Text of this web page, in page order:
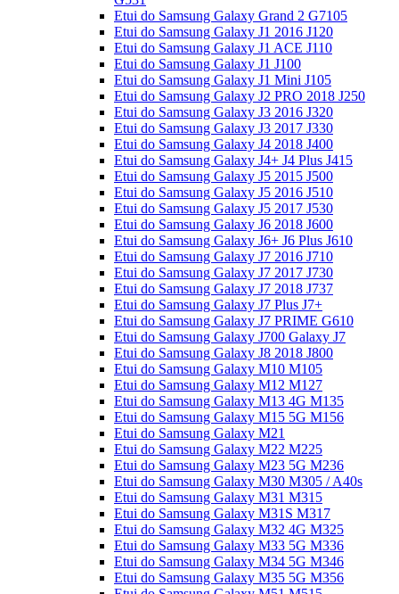
Etui do Samsung Galaxy Grand 2 G7105
Etui do Samsung Galaxy J1 2016 J120
Etui do Samsung Galaxy J1 ACE J110
Etui do Samsung Galaxy J1 J100
Etui do Samsung Galaxy J1 Mini J105
Etui do Samsung Galaxy J2 PRO 2018 J250
Etui do Samsung Galaxy J3 2016 J320
Etui do Samsung Galaxy J3 2017 J330
Etui do Samsung Galaxy J4 2018 J400
Etui do Samsung Galaxy J4+ J4 Plus J415
Etui do Samsung Galaxy J5 2015 J500
Etui do Samsung Galaxy J5 2016 J510
Etui do Samsung Galaxy J5 2017 J530
Etui do Samsung Galaxy J6 2018 J600
Etui do Samsung Galaxy J6+ J6 Plus J610
Etui do Samsung Galaxy J7 2016 J710
Etui do Samsung Galaxy J7 2017 J730
Etui do Samsung Galaxy J7 2018 J737
Etui do Samsung Galaxy J7 Plus J7+
Etui do Samsung Galaxy J7 PRIME G610
Etui do Samsung Galaxy J700 Galaxy J7
Etui do Samsung Galaxy J8 2018 J800
Etui do Samsung Galaxy M10 M105
Etui do Samsung Galaxy M12 M127
Etui do Samsung Galaxy M13 4G M135
Etui do Samsung Galaxy M15 5G M156
Etui do Samsung Galaxy M21
Etui do Samsung Galaxy M22 M225
Etui do Samsung Galaxy M23 5G M236
Etui do Samsung Galaxy M30 M305 / A40s
Etui do Samsung Galaxy M31 M315
Etui do Samsung Galaxy M31S M317
Etui do Samsung Galaxy M32 4G M325
Etui do Samsung Galaxy M33 5G M336
Etui do Samsung Galaxy M34 5G M346
Etui do Samsung Galaxy M35 5G M356